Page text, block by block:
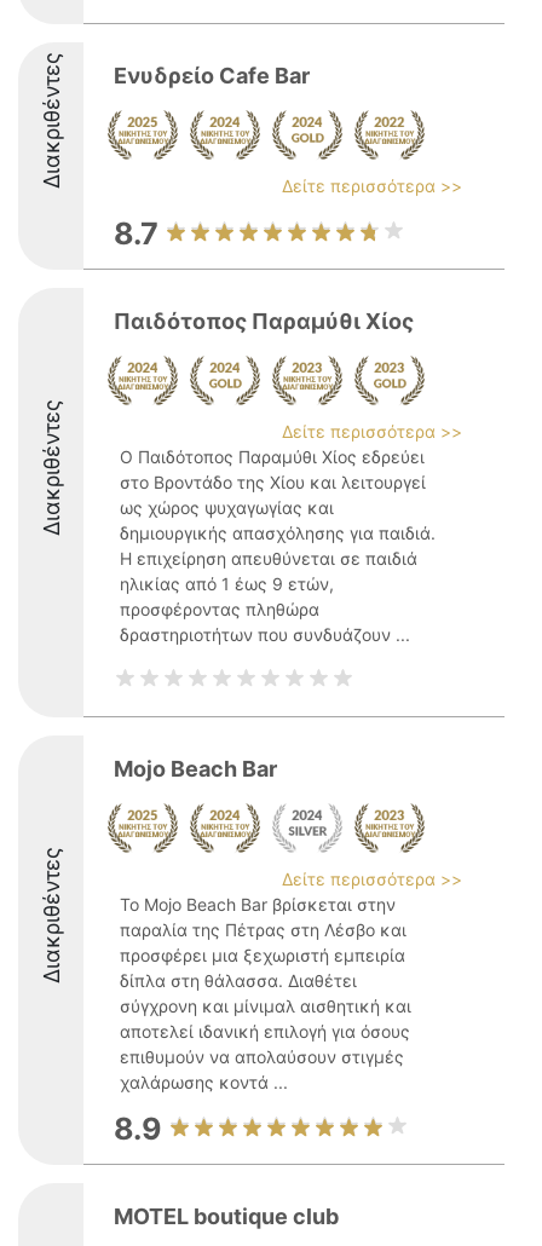
Διακριθέντες Ενυδρείο Cafe Bar
Δείτε περισσότερα >>
8.7
Διακριθέντες
Παιδότοπος Παραμύθι Χίος
Δείτε περισσότερα >>
Ο Παιδότοπος Παραμύθι Χίος εδρεύει
στο Βροντάδο της Χίου και λειτουργεί
ως χώρος ψυχαγωγίας και
δημιουργικής απασχόλησης για παιδιά.
Η επιχείρηση απευθύνεται σε παιδιά
ηλικίας από 1 έως 9 ετών,
προσφέροντας πληθώρα
δραστηριοτήτων που συνδυάζουν ...
Διακριθέντες
Mojo Beach Bar
Δείτε περισσότερα >>
Το Mojo Beach Bar βρίσκεται στην
παραλία της Πέτρας στη Λέσβο και
προσφέρει μια ξεχωριστή εμπειρία
δίπλα στη θάλασσα. Διαθέτει
σύγχρονη και μίνιμαλ αισθητική και
αποτελεί ιδανική επιλογή για όσους
επιθυμούν να απολαύσουν στιγμές
χαλάρωσης κοντά ...
8.9
MOTEL boutique club